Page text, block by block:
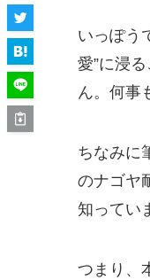
いっぽう
愛”に浸
ん。何事
ちなみに
のナゴヤ
知ってい
つまり、